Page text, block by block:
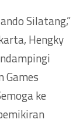
Silatang,”
Hengky
Games
ke